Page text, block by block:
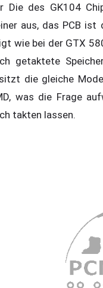
Die des GK104
aus, das PCB ist
wie bei der GTX
getaktete
die gleiche
was die Frage
takten lassen.